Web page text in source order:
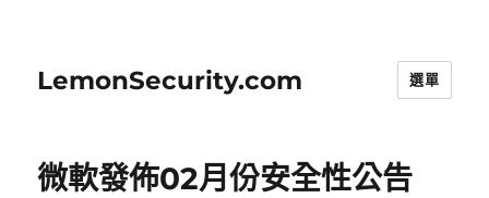
LemonSecurity.com 選單
微軟發佈02月份安全性公告